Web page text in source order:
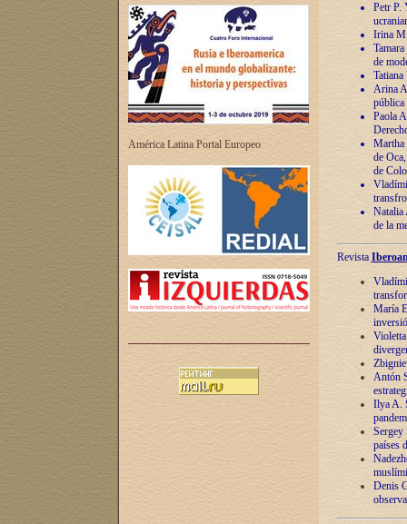
América Latina Portal Europeo
Petr P.
Irina
de
Arina
pública
Paola
Martha
de
de
Natalia
de la
Revista
María
Antón
Ilya A.
Sergey
países
Denis